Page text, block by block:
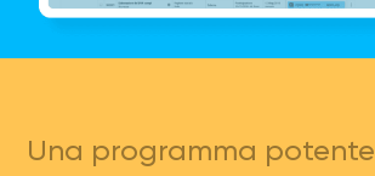
Una programma potente